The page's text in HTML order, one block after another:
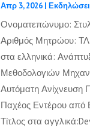
Απρ 3, 2026|
Ονοματεπώνυμο:
Αριθμός Μητρώου:
στα ελληνικά:
Μεθοδολογιών
Αυτόματη Ανίχνευση
Παχέος Εντέρου από
Τίτλος στα